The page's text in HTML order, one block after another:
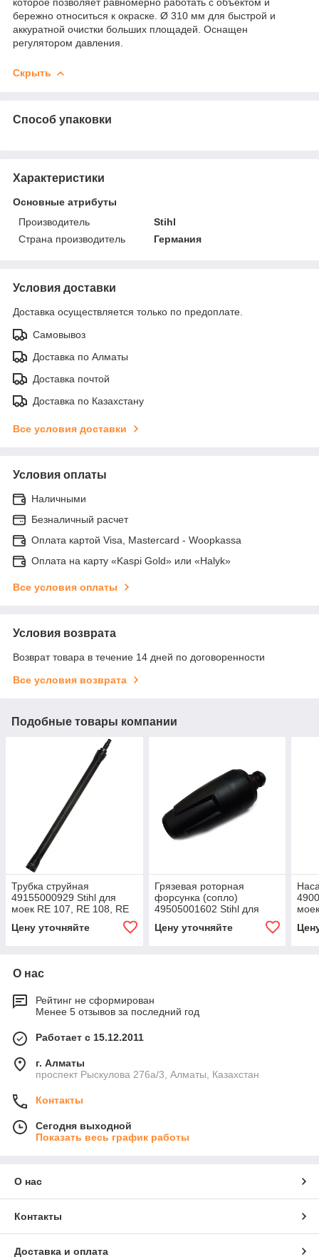
бережно относиться к окраске. Ø 310 мм для быстрой и
аккуратной очистки больших площадей. Оснащен
регулятором давления.
Скрыть
Способ упаковки
Характеристики
Основные атрибуты
Производитель
Stihl
Страна производитель
Германия
Условия доставки
Доставка осуществляется только по предоплате.
Самовывоз
Доставка по Алматы
Доставка почтой
Доставка по Казахстану
Все условия доставки
Условия оплаты
Наличными
Безналичный расчет
Оплата картой Visa, Mastercard - Woopkassa
Оплата на карту «Kaspi Gold» или «Halyk»
Все условия оплаты
Условия возврата
Возврат товара в течение 14 дней по договоренности
Все условия возврата
Подобные товары компании
Трубка струйная
49155000929 Stihl для
моек RE 107, RE 108, RE
118, RE 119, RE 128 Plus
Цену уточняйте
Грязевая роторная
форсунка (сопло)
49505001602 Stihl для
Цену уточняйте
О нас
Рейтинг не сформирован
Менее 5 отзывов за последний год
Работает с 15.12.2011
г. Алматы
проспект Рыскулова 276а/3, Алматы, Казахстан
Контакты
Сегодня выходной
Показать весь график работы
О нас
Контакты
Доставка и оплата